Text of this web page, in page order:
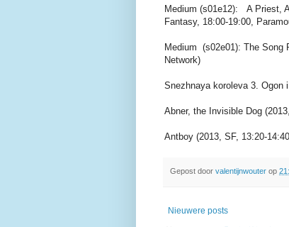
Medium (s01e12): A Priest,
Fantasy, 18:00-19:00,
Medium (s02e01): The Song
Network)
Snezhnaya koroleva 3. Ogon
Abner, the Invisible Dog
Antboy (2013, SF, 13:20-
Gepost door valentijnwouter op
Nieuwere posts